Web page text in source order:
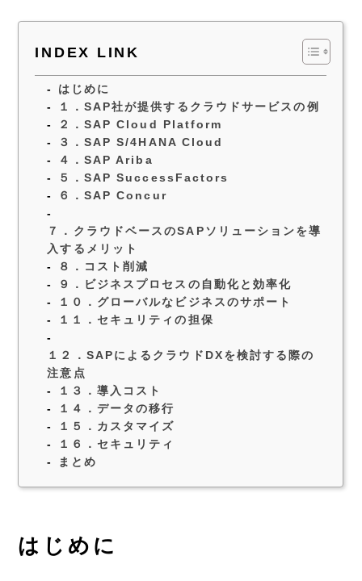
INDEX LINK
はじめに
１．SAP社が提供するクラウドサービスの例
２．SAP Cloud Platform
３．SAP S/4HANA Cloud
４．SAP Ariba
５．SAP SuccessFactors
６．SAP Concur
７．クラウドベースのSAPソリューションを導
入するメリット
８．コスト削減
９．ビジネスプロセスの自動化と効率化
１０．グローバルなビジネスのサポート
１１．セキュリティの担保
１２．SAPによるクラウドDXを検討する際の
注意点
１３．導入コスト
１４．データの移行
１５．カスタマイズ
１６．セキュリティ
まとめ
はじめに